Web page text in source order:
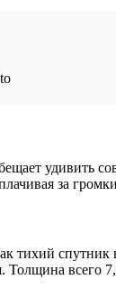
удивить
за
спутник